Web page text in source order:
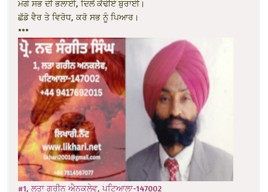
ਮੰਗੋ ਸਭ ਦੀ ਭਲਾਈ, ਦਿਲੋਂ ਕੱਢੀਏ ਬੁਰਾਈ।
ਛੱਡੋ ਵੈਰ ਤੇ ਵਿਰੋਧ, ਕਰੋ ਸਭ ਨੂੰ ਪਿਆਰ।
***
#1, ਲਤਾ ਗਰੀਨ ਐਨਕਲੇਵ, ਪਟਿਆਲਾ-147002